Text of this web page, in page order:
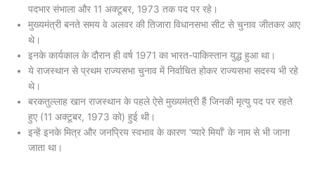
पदभार संभाला और 11 अक्टूबर, 1973 तक पद पर रहे।
मुख्यमंत्री बनते समय वे अलवर की तिजारा विधानसभा सीट से चुनाव जीतकर आए
थे।
इनके कार्यकाल के दौरान ही वर्ष 1971 का भारत-पाकिस्तान युद्ध हुआ था।
ये राजस्थान से प्रथम राज्यसभा चुनाव में निर्वाचित होकर राज्यसभा सदस्य भी रहे
थे।
बरकतुल्लाह खान राजस्थान के पहले ऐसे मुख्यमंत्री हैं जिनकी मृत्यु पद पर रहते
हुए (11 अक्टूबर, 1973 को) हुई थी।
इन्हें इनके मित्र और जनप्रिय स्वभाव के कारण ‘प्यारे मियाँ’ के नाम से भी जाना
जाता था।